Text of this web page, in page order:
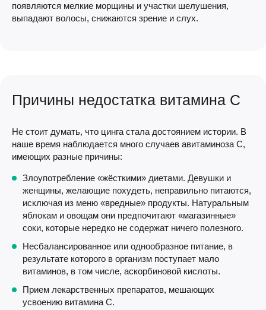
появляются мелкие морщины и участки шелушения,
выпадают волосы, снижаются зрение и слух.
Причины недостатка витамина С
Не стоит думать, что цинга стала достоянием истории. В
наше время наблюдается много случаев авитаминоза С,
имеющих разные причины:
Злоупотребление «жёсткими» диетами. Девушки и
женщины, желающие похудеть, неправильно питаются,
исключая из меню «вредные» продукты. Натуральным
яблокам и овощам они предпочитают «магазинные»
соки, которые нередко не содержат ничего полезного.
Несбалансированное или однообразное питание, в
результате которого в организм поступает мало
витаминов, в том числе, аскорбиновой кислоты.
Прием лекарственных препаратов, мешающих
усвоению витамина С.